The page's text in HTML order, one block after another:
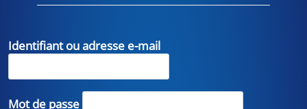
Identifiant ou adresse e-mail
Mot de passe